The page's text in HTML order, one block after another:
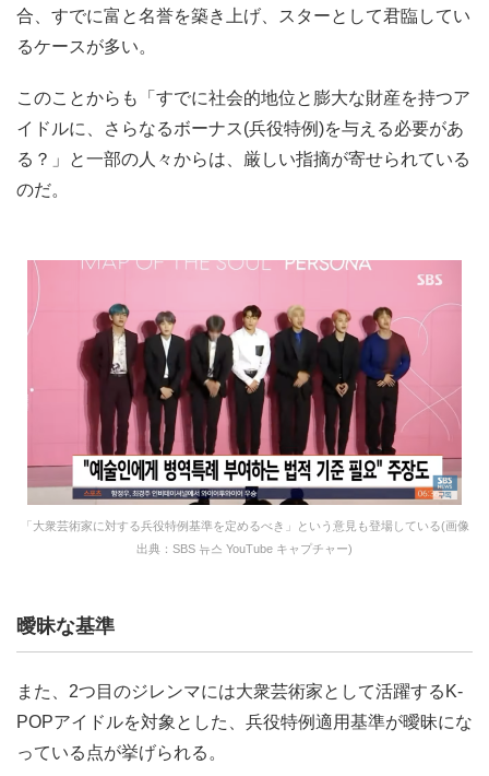
合、すでに富と名誉を築き上げ、スターとして君臨してい
るケースが多い。
このことからも「すでに社会的地位と膨大な財産を持つア
イドルに、さらなるボーナス(兵役特例)を与える必要があ
る？」と一部の人々からは、厳しい指摘が寄せられている
のだ。
「大衆芸術家に対する兵役特例基準を定めるべき」という意見も登場している(画像
出典：SBS 뉴스 YouTube キャプチャー)
曖昧な基準
また、2つ目のジレンマには大衆芸術家として活躍するK-
POPアイドルを対象とした、兵役特例適用基準が曖昧にな
っている点が挙げられる。